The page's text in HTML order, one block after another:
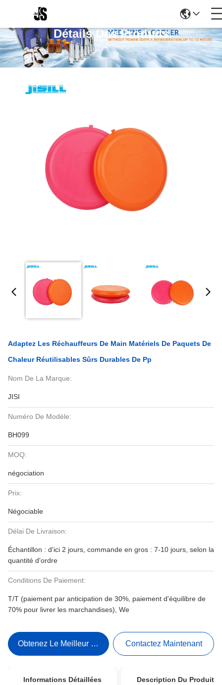
Détails Des Produits
Adaptez Les Réchauffeurs De Main Matériels De Paquets De
Chaleur Réutilisables Sûrs Durables De Pp
Nom De La Marque:
JISI
Numéro De Modèle:
BH099
MOQ:
négociation
Prix:
Négociable
Délai De Livraison:
Échantillon : d'ici 2 jours, commande en gros : 7-10 jours, selon la
quantité d'ordre
Conditions De Paiement:
T/T (paiement par anticipation de 30%, paiement d'équilibre de
70% pour livrer les marchandises), We
Obtenez Le Meilleur Prix Contactez Maintenant
Informations Détaillées Description Du Produit